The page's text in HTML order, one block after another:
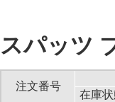
スパッツ
注文番号
在庫